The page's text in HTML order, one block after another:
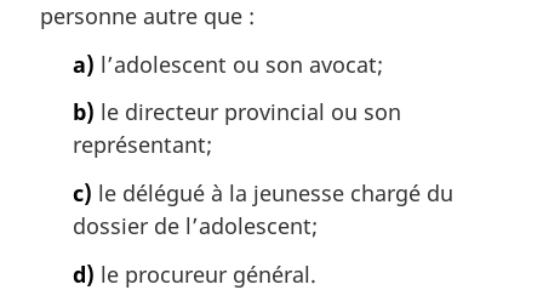
:personne autre que :
a) l’adolescent ou son avocat;
b) le directeur provincial ou son
représentant;
c) le délégué à la jeunesse chargé du
dossier de l’adolescent;
d) le procureur général.